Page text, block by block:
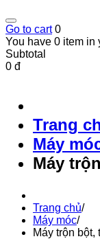
Go to cart 0
You have 0 item in
Subtotal
0 đ
Trang
Máy
Máy
Trang chủ/
Máy móc/
Máy trộn bột,